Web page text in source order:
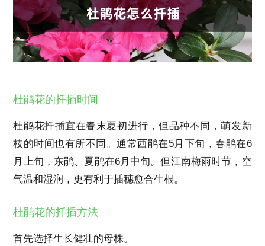
杜鹃花的扦插时间
杜鹃花扦插宜在春末夏初进行，但品种不同，萌发新
枝的时间也有所不同。通常西鹃在5月下旬，春鹃在6
月上旬，东鹃、夏鹃在6月中旬。但江南梅雨时节，空
气温和湿润，更有利于插穗愈合生根。
杜鹃花的扦插方法
首先选择生长健壮的母株。